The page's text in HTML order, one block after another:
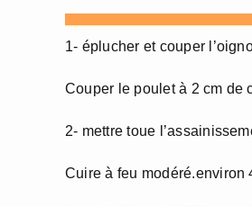
1- éplucher et couper
Couper le poulet à 2 cm de
2- mettre toue
Cuire à feu modéré.environ